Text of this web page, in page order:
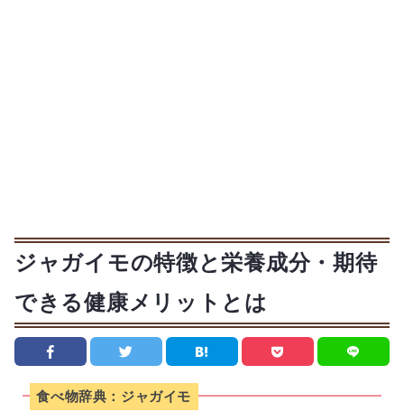
ジャガイモの特徴と栄養成分・期待
できる健康メリットとは
食べ物辞典：ジャガイモ